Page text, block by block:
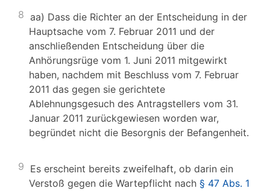
8 aa) Dass die Richter an der Entscheidung in der
Hauptsache vom 7. Februar 2011 und der
anschließenden Entscheidung über die
Anhörungsrüge vom 1. Juni 2011 mitgewirkt
haben, nachdem mit Beschluss vom 7. Februar
2011 das gegen sie gerichtete
Ablehnungsgesuch des Antragstellers vom 31.
Januar 2011 zurückgewiesen worden war,
begründet nicht die Besorgnis der Befangenheit.
9 Es erscheint bereits zweifelhaft, ob darin ein
Verstoß gegen die Wartepflicht nach § 47 Abs. 1